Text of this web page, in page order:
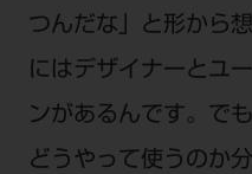
つんだな」と形から
にはデザイナーとユ
ンがあるんです。で
どうやって使うのか